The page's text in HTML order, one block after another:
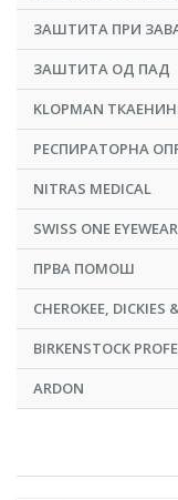
ЗАШТИТА ПРИ
ЗАШТИТА ОД ПАД
KLOPMAN
РЕСПИРАТОРНА
NITRAS MEDICAL
SWISS ONE EYEWEAR
ПРВА ПОМОШ
CHEROKEE,
BIRKENSTOCK
ARDON